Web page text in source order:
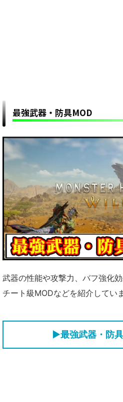
最強武器・防具MOD
武器の性能や攻撃力、バフ強化
チート級MODなどを紹介していま
▶最強武器・防